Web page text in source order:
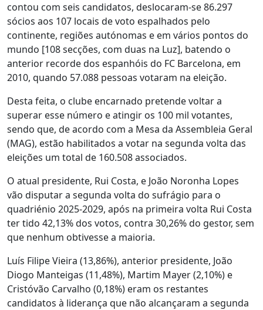
contou com seis candidatos, deslocaram-se 86.297
sócios aos 107 locais de voto espalhados pelo
continente, regiões autónomas e em vários pontos do
mundo [108 secções, com duas na Luz], batendo o
anterior recorde dos espanhóis do FC Barcelona, em
2010, quando 57.088 pessoas votaram na eleição.
Desta feita, o clube encarnado pretende voltar a
superar esse número e atingir os 100 mil votantes,
sendo que, de acordo com a Mesa da Assembleia Geral
(MAG), estão habilitados a votar na segunda volta das
eleições um total de 160.508 associados.
O atual presidente, Rui Costa, e João Noronha Lopes
vão disputar a segunda volta do sufrágio para o
quadriénio 2025-2029, após na primeira volta Rui Costa
ter tido 42,13% dos votos, contra 30,26% do gestor, sem
que nenhum obtivesse a maioria.
Luís Filipe Vieira (13,86%), anterior presidente, João
Diogo Manteigas (11,48%), Martim Mayer (2,10%) e
Cristóvão Carvalho (0,18%) eram os restantes
candidatos à liderança que não alcançaram a segunda